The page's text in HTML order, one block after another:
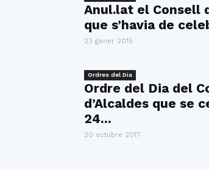
Anul.lat el Consell
que s’havia de
23 gener 2015
Ordres del Dia
Ordre del Dia del
d’Alcaldes que se
24...
20 octubre 2017